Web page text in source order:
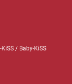
/ Baby-KiSS